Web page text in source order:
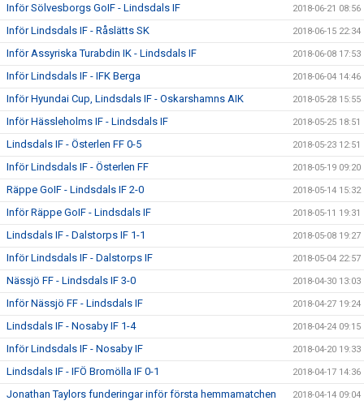
Inför Sölvesborgs GoIF - Lindsdals IF 2018-06-21 08:56
Inför Lindsdals IF - Råslätts SK 2018-06-15 22:34
Inför Assyriska Turabdin IK - Lindsdals IF 2018-06-08 17:53
Inför Lindsdals IF - IFK Berga 2018-06-04 14:46
Inför Hyundai Cup, Lindsdals IF - Oskarshamns AIK 2018-05-28 15:55
Inför Hässleholms IF - Lindsdals IF 2018-05-25 18:51
Lindsdals IF - Österlen FF 0-5 2018-05-23 12:51
Inför Lindsdals IF - Österlen FF 2018-05-19 09:20
Räppe GoIF - Lindsdals IF 2-0 2018-05-14 15:32
Inför Räppe GoIF - Lindsdals IF 2018-05-11 19:31
Lindsdals IF - Dalstorps IF 1-1 2018-05-08 19:27
Inför Lindsdals IF - Dalstorps IF 2018-05-04 22:57
Nässjö FF - Lindsdals IF 3-0 2018-04-30 13:03
Inför Nässjö FF - Lindsdals IF 2018-04-27 19:24
Lindsdals IF - Nosaby IF 1-4 2018-04-24 09:15
Inför Lindsdals IF - Nosaby IF 2018-04-20 19:33
Lindsdals IF - IFÖ Bromölla IF 0-1 2018-04-17 14:36
Jonathan Taylors funderingar inför första hemmamatchen 2018-04-14 09:04